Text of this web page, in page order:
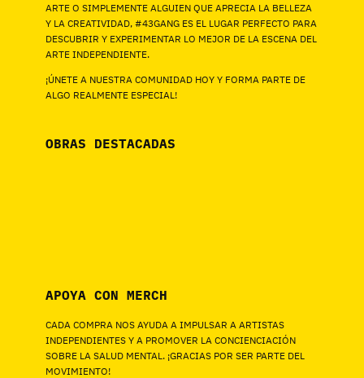
ARTE O SIMPLEMENTE ALGUIEN QUE APRECIA LA BELLEZA
Y LA CREATIVIDAD, #43GANG ES EL LUGAR PERFECTO PARA
DESCUBRIR Y EXPERIMENTAR LO MEJOR DE LA ESCENA DEL
ARTE INDEPENDIENTE.
¡ÚNETE A NUESTRA COMUNIDAD HOY Y FORMA PARTE DE
ALGO REALMENTE ESPECIAL!
OBRAS DESTACADAS
APOYA CON MERCH
CADA COMPRA NOS AYUDA A IMPULSAR A ARTISTAS
INDEPENDIENTES Y A PROMOVER LA CONCIENCIACIÓN
SOBRE LA SALUD MENTAL. ¡GRACIAS POR SER PARTE DEL
MOVIMIENTO!